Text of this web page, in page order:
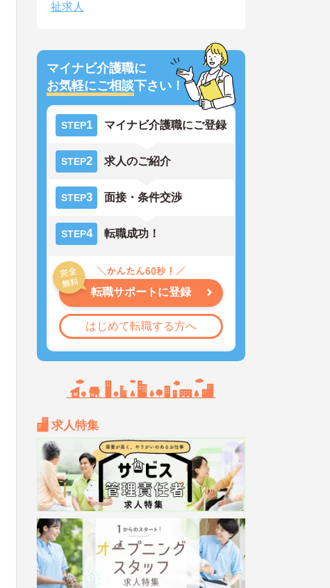
祉求人
マイナビ介護職に
お気軽にご相談下さい！
STEP1 マイナビ介護職にご登録
STEP2 求人のご紹介
STEP3 面接・条件交渉
STEP4 転職成功！
転職サポートに登録
はじめて転職する方へ
求人特集